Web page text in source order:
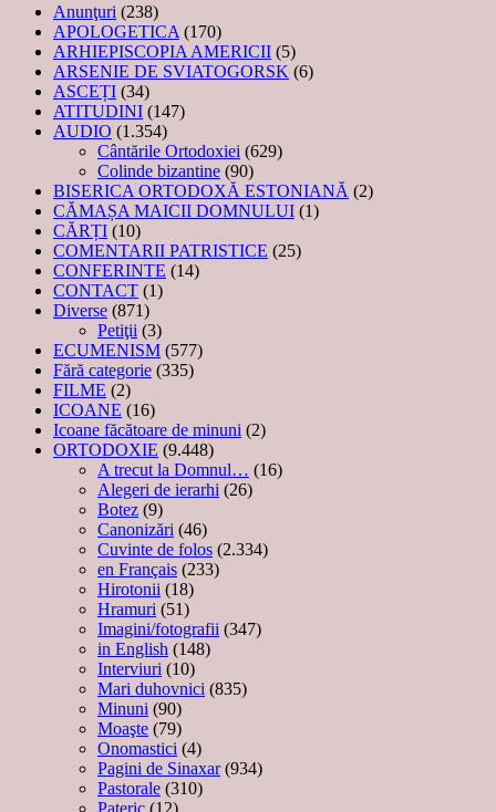
Anunţuri (238)
APOLOGETICA (170)
ARHIEPISCOPIA AMERICII (5)
ARSENIE DE SVIATOGORSK (6)
ASCEȚI (34)
ATITUDINI (147)
AUDIO (1.354)
Cântările Ortodoxiei (629)
Colinde bizantine (90)
BISERICA ORTODOXĂ ESTONIANĂ (2)
CĂMAȘA MAICII DOMNULUI (1)
CĂRȚI (10)
COMENTARII PATRISTICE (25)
CONFERINTE (14)
CONTACT (1)
Diverse (871)
Petiţii (3)
ECUMENISM (577)
Fără categorie (335)
FILME (2)
ICOANE (16)
Icoane făcătoare de minuni (2)
ORTODOXIE (9.448)
A trecut la Domnul… (16)
Alegeri de ierarhi (26)
Botez (9)
Canonizări (46)
Cuvinte de folos (2.334)
en Français (233)
Hirotonii (18)
Hramuri (51)
Imagini/fotografii (347)
in English (148)
Interviuri (10)
Mari duhovnici (835)
Minuni (90)
Moaşte (79)
Onomastici (4)
Pagini de Sinaxar(934)
Pastorale (310)
Pateric (12)